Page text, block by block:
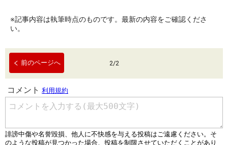
※記事内容は執筆時点のものです。最新の内容をご確認くださ
い。
前のページへ 2/2